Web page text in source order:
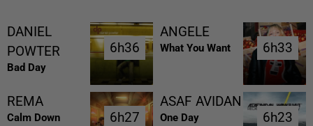
DANIEL
POWTER
Bad Day
6h36
6h36
ANGELE
What You Want 6h33
6h33
REMA
Calm Down 6h27
6h27
ASAF AVIDAN
One Day 6h23
6h23